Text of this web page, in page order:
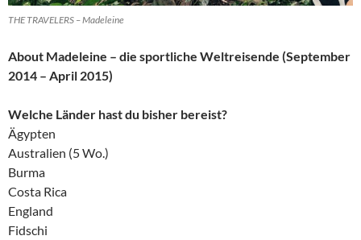
THE TRAVELERS – Madeleine
About Madeleine – die sportliche Weltreisende (September
2014 – April 2015)
Welche Länder hast du bisher bereist?
Ägypten
Australien (5 Wo.)
Burma
Costa Rica
England
Fidschi